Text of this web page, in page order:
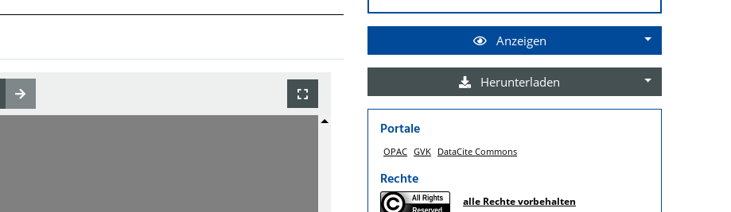
Anzeigen
Herunterladen
Portale
OPAC GVK DataCite Commons
Rechte
alle Rechte vorbehalten